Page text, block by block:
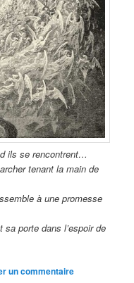
ils se rencontrent…
tenant la main de
à une promesse
sa porte dans l’espoir de
un commentaire